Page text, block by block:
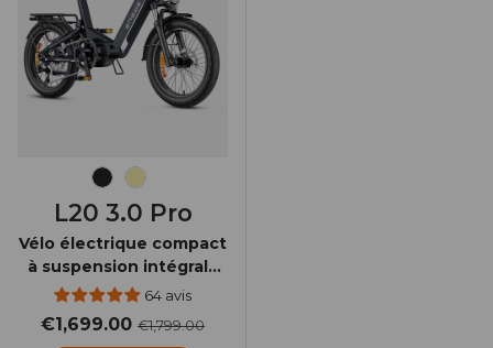
L20 3.0 Pro
Vélo électrique compact
à suspension intégrale
avec moteur central
250W et couple de 100
Nm
64 avis
€1,699.00 €1,799.00